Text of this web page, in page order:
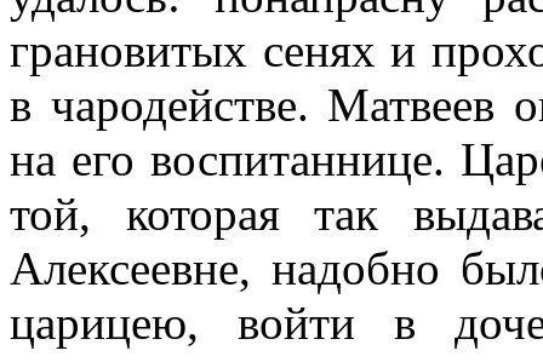
грановитых сенях и
в чародействе. Матвеев
на его воспитаннице.
той, которая так
Алексеевне, надобно
царицею, войти в